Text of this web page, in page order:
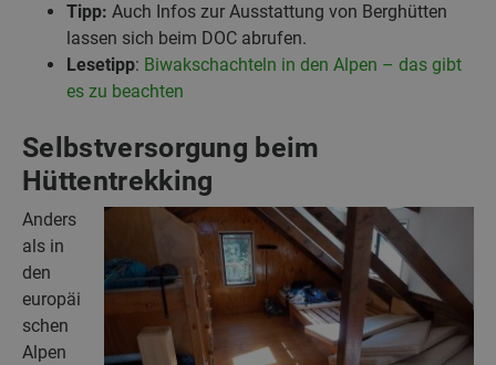
Tipp: Auch Infos zur Ausstattung von Berghütten
lassen sich beim DOC abrufen.
Lesetipp: Biwakschachteln in den Alpen – das gibt
es zu beachten
Selbstversorgung beim
Hüttentrekking
Anders
als in
den
europäi
schen
Alpen